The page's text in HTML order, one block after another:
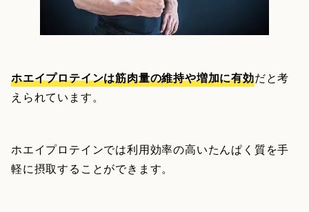
ホエイプロテインは筋肉量の維持や増加に有効だと考
えられています。
ホエイプロテインでは利用効率の高いたんぱく質を手
軽に摂取することができます。